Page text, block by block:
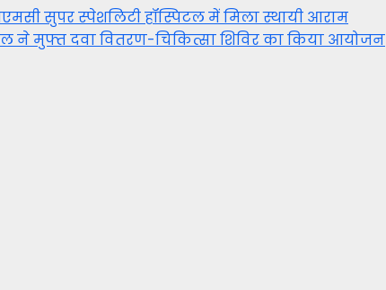
सुपर स्पेशलिटी हॉस्पिटल में मिला स्थायी आराम
ने मुफ्त दवा वितरण-चिकित्सा शिविर का किया आयोजन